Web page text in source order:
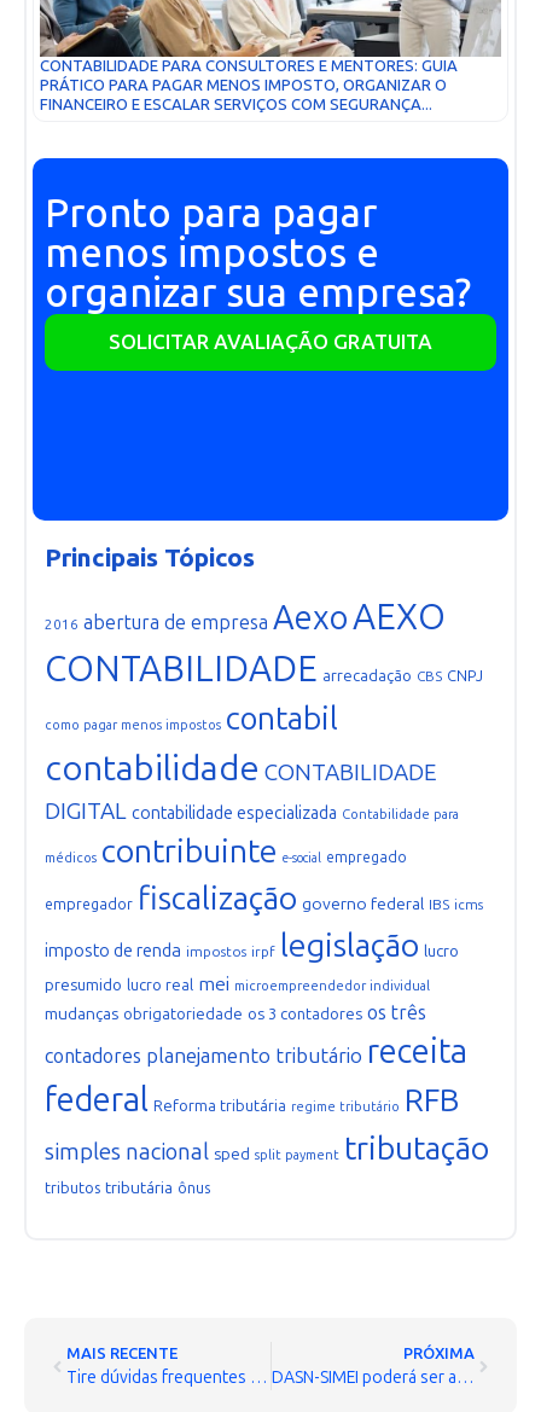
CONTABILIDADE PARA CONSULTORES E MENTORES: GUIA
PRÁTICO PARA PAGAR MENOS IMPOSTO, ORGANIZAR O
FINANCEIRO E ESCALAR SERVIÇOS COM SEGURANÇA...
Pronto para pagar
menos impostos e
organizar sua empresa?
SOLICITAR AVALIAÇÃO GRATUITA
Principais Tópicos
2016 abertura de empresa AexoAEXO
CONTABILIDADE arrecadação CBS CNPJ
como pagar menos impostos contabil
contabilidade CONTABILIDADE
DIGITAL contabilidade especializada Contabilidade para
médicos contribuinte e-social empregado
empregador fiscalização governo federal IBS icms
imposto de renda impostos irpf legislação lucro
presumido lucro real mei microempreendedor individual
mudanças obrigatoriedade os 3 contadores os três
contadores planejamento tributário receita
federal Reforma tributária regime tributário RFB
simples nacional sped split payment tributação
tributos tributária ônus
MAIS RECENTE
Tire dúvidas frequentes sobre o uso do e-CNPJ
PRÓXIMA
DASN-SIMEI poderá ser apresentada até 31 de maio